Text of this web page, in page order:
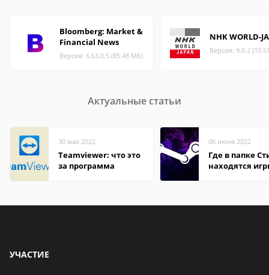
Bloomberg: Market &
Financial News
Версия: 6.63.0.5 (85.48 МБ)
NHK WORLD-
Версия: 9.0.2
Актуальные статьи
30 мая 2022
Teamviewer: что это
за программа
06 июня 2022
Где в папке
находятся
УЧАСТИЕ